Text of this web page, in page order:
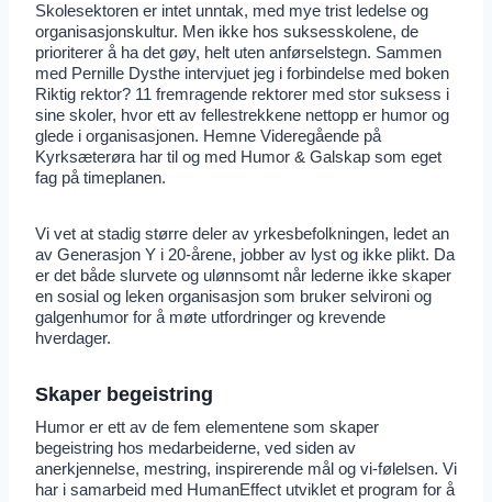
Skolesektoren er intet unntak, med mye trist ledelse og
organisasjonskultur. Men ikke hos suksesskolene, de
prioriterer å ha det gøy, helt uten anførselstegn. Sammen
med Pernille Dysthe intervjuet jeg i forbindelse med boken
Riktig rektor? 11 fremragende rektorer med stor suksess i
sine skoler, hvor ett av fellestrekkene nettopp er humor og
glede i organisasjonen. Hemne Videregående på
Kyrksæterøra har til og med Humor & Galskap som eget
fag på timeplanen.
Vi vet at stadig større deler av yrkesbefolkningen, ledet an
av Generasjon Y i 20-årene, jobber av lyst og ikke plikt. Da
er det både slurvete og ulønnsomt når lederne ikke skaper
en sosial og leken organisasjon som bruker selvironi og
galgenhumor for å møte utfordringer og krevende
hverdager.
Skaper begeistring
Humor er ett av de fem elementene som skaper
begeistring hos medarbeiderne, ved siden av
anerkjennelse, mestring, inspirerende mål og vi-følelsen. Vi
har i samarbeid med HumanEffect utviklet et program for å